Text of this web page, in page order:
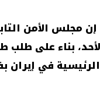
مجلس الأمن
بناء على طلب
الرئيسية في